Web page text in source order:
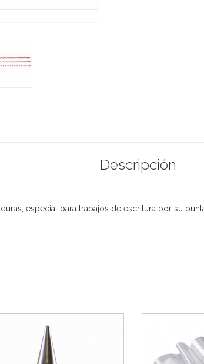
Descripción
especial para trabajos de escritura por su